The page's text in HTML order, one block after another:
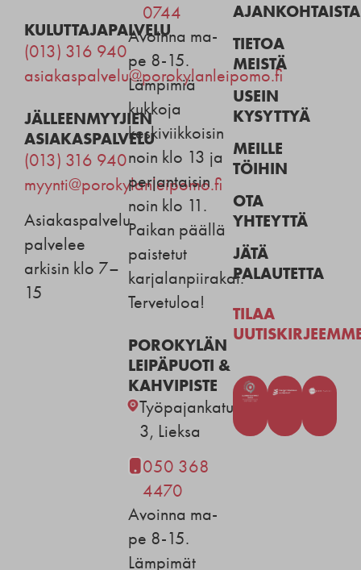
KULUTTAJAPALVELU
(013) 316 940
asiakaspalvelu@porokylanleipomo.fi
JÄLLEENMYYJIEN
ASIAKASPALVELU
(013) 316 940
myynti@porokylanleipomo.fi
Asiakaspalvelu
palvelee
arkisin klo 7–
15
0744
Avoinna ma-
pe 8-15.
Lämpimiä
kukkoja
keskiviikkoisin
noin klo 13 ja
perjantaisin
noin klo 11.
Paikan päällä
paistetut
karjalanpiirakat.
Tervetuloa!
POROKYLÄN
LEIPÄPUOTI &
KAHVIPISTE
Työpajankatu
3, Lieksa
050 368
4470
Avoinna ma-
pe 8-15.
Lämpimät
AJANKOHTAISTA
TIETOA
MEISTÄ
USEIN
KYSYTTYÄ
MEILLE
TÖIHIN
OTA
YHTEYTTÄ
JÄTÄ
PALAUTETTA
TILAA